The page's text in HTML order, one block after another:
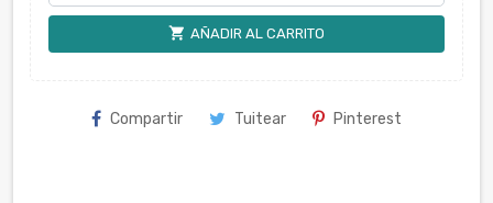
shopping_cart AÑADIR AL CARRITO
Compartir Tuitear Pinterest